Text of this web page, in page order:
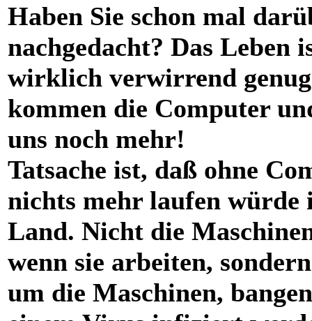
Haben Sie schon mal
nachgedacht? Das Leben
wirklich verwirrend
kommen die Computer
uns noch mehr!
Tatsache ist, daß ohne
nichts mehr laufen würde
Land. Nicht die
wenn sie arbeiten,
um die Maschinen,